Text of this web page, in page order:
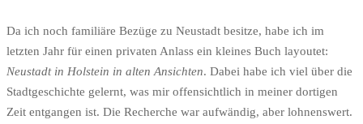
Da ich noch familiäre Bezüge zu Neustadt besitze, habe ich im
letzten Jahr für einen privaten Anlass ein kleines Buch layoutet:
Neustadt in Holstein in alten Ansichten. Dabei habe ich viel über die
Stadtgeschichte gelernt, was mir offensichtlich in meiner dortigen
Zeit entgangen ist. Die Recherche war aufwändig, aber lohnenswert.